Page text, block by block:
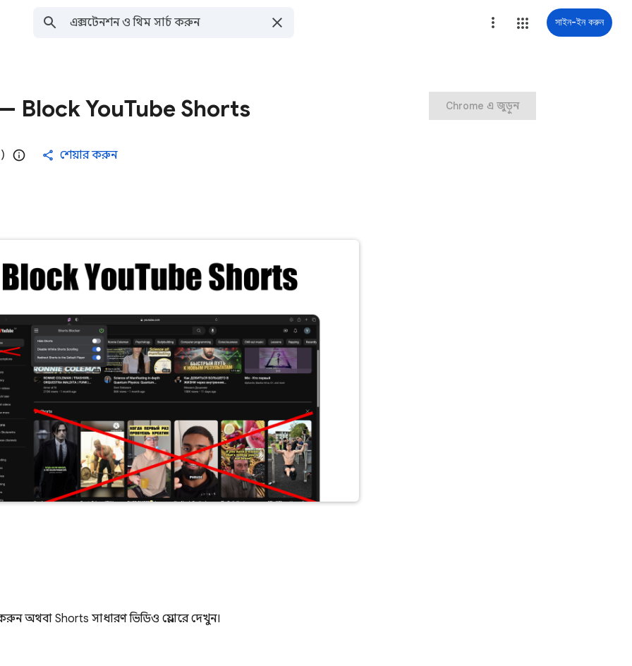
সাইন-ইন করুন
Block YouTube Shorts
) শেয়ার করুন
Chrome এ জুড়ুন
অথবা Shorts সাধারণ ভিডিও প্লেয়ারে দেখুন।